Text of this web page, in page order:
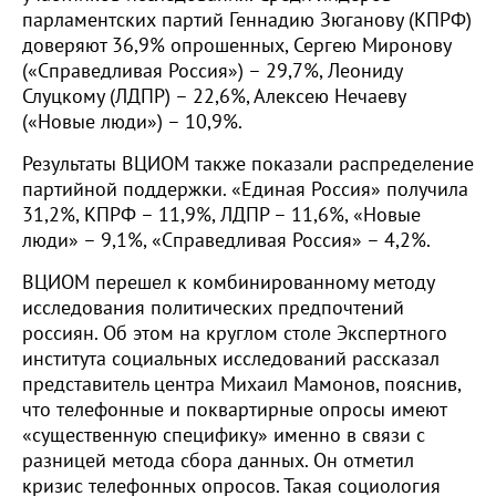
парламентских партий Геннадию Зюганову (КПРФ)
доверяют 36,9% опрошенных, Сергею Миронову
(«Справедливая Россия») – 29,7%, Леониду
Слуцкому (ЛДПР) – 22,6%, Алексею Нечаеву
(«Новые люди») – 10,9%.
Результаты ВЦИОМ также показали распределение
партийной поддержки. «Единая Россия» получила
31,2%, КПРФ – 11,9%, ЛДПР – 11,6%, «Новые
люди» – 9,1%, «Справедливая Россия» – 4,2%.
ВЦИОМ перешел к комбинированному методу
исследования политических предпочтений
россиян. Об этом на круглом столе Экспертного
института социальных исследований рассказал
представитель центра Михаил Мамонов, пояснив,
что телефонные и поквартирные опросы имеют
«существенную специфику» именно в связи с
разницей метода сбора данных. Он отметил
кризис телефонных опросов. Такая социология